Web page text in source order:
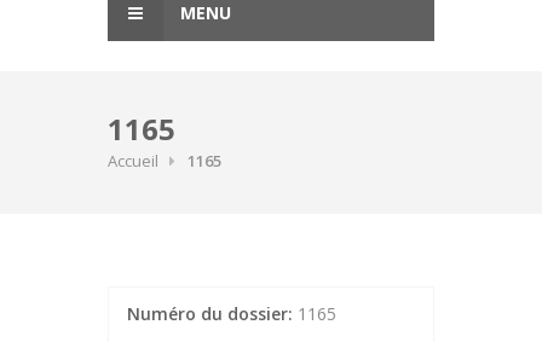
MENU
1165
Accueil 1165
Numéro du dossier: 1165